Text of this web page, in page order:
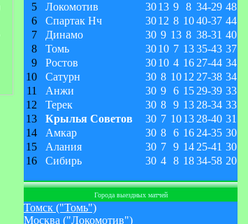
5
Локомотив 3013 9 8 34-29 48
6
Спартак Нч 3012 8 1040-37 44
7
Динамо 30 9 13 8 38-31 40
8
Томь 3010 7 1335-43 37
9
Ростов 3010 4 16 27-44 34
10
Сатурн 30 8 1012 27-38 34
11
Анжи 30 9 6 15 29-39 33
12
Терек 30 8 9 13 28-34 33
13
Крылья Советов 30 7 1013 28-40 31
14
Амкар 30 8 6 16 24-35 30
15
Алания 30 7 9 14 25-41 30
16
Сибирь 30 4 8 1834-58 20
Города выездных матчей
Томск ("Томь")
Москва ("Локомотив")